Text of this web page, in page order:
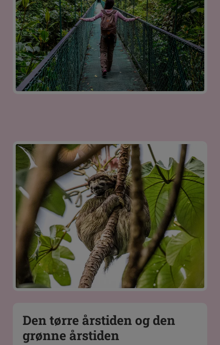
Den tørre årstiden og den
grønne årstiden